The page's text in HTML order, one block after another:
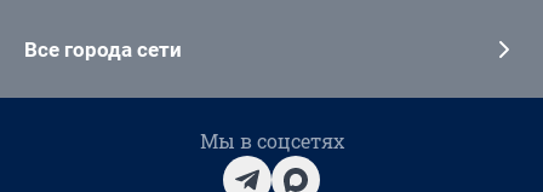
Все города сети
Мы в соцсетях